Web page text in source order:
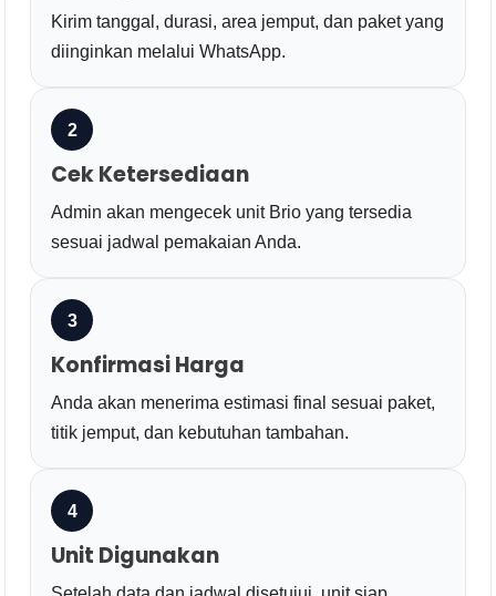
Kirim tanggal, durasi, area jemput, dan paket yang
diinginkan melalui WhatsApp.
2
Cek Ketersediaan
Admin akan mengecek unit Brio yang tersedia
sesuai jadwal pemakaian Anda.
3
Konfirmasi Harga
Anda akan menerima estimasi final sesuai paket,
titik jemput, dan kebutuhan tambahan.
4
Unit Digunakan